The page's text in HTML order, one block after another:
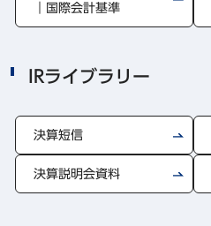
｜国際会計基準
IRライブラリー
決算短信
決算説明会資料